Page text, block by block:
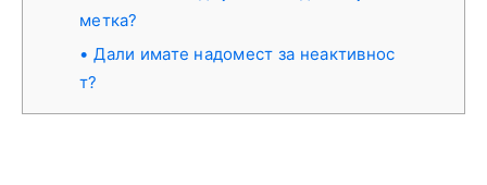
метка?
Дали имате надомест за неактивнос
т?